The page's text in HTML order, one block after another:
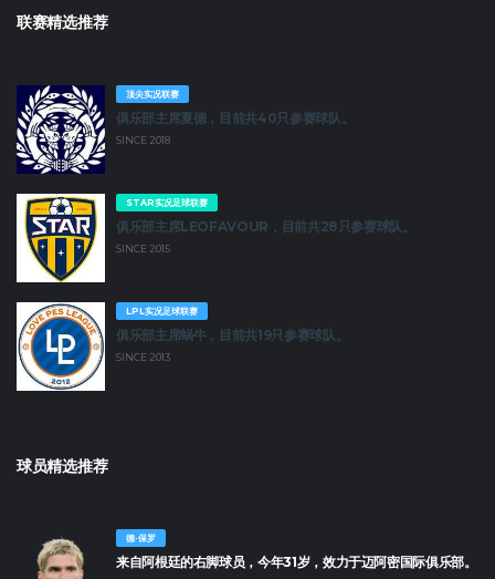
联赛精选推荐
顶尖实况联赛
俱乐部主席夏德，目前共40只参赛球队。
SINCE 2018
STAR实况足球联赛
俱乐部主席LEOFAVOUR，目前共28只参赛球队。
SINCE 2015
LPL实况足球联赛
俱乐部主席蜗牛，目前共19只参赛球队。
SINCE 2013
球员精选推荐
德·保罗
来自阿根廷的右脚球员，今年31岁，效力于迈阿密国际俱乐部。